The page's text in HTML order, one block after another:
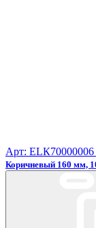
Арт: ЕLК70000006
Коричневый 160 мм,